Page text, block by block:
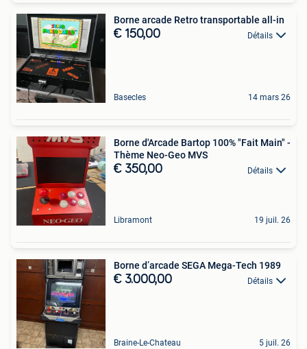
Borne arcade Retro transportable all-in
€ 150,00 Détails
Basecles 14 mars 26
Borne d'Arcade Bartop 100% "Fait Main" -
Thème Neo-Geo MVS
€ 350,00 Détails
Libramont 19 juil. 26
Borne d’arcade SEGA Mega-Tech 1989
€ 3.000,00 Détails
Braine-Le-Chateau 5 juil. 26